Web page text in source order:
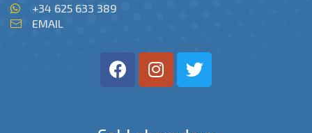
+34 625 633 389
EMAIL